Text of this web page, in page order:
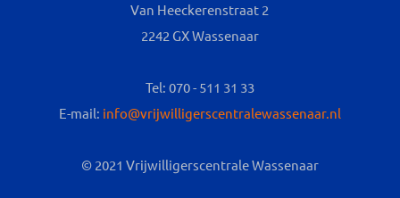
Van Heeckerenstraat 2
2242 GX Wassenaar
Tel: 070 - 511 31 33
E-mail: info@vrijwilligerscentralewassenaar.nl
© 2021 Vrijwilligerscentrale Wassenaar